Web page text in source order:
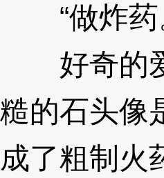
“做炸药
好奇的爱
糙的石头像
成了粗制火